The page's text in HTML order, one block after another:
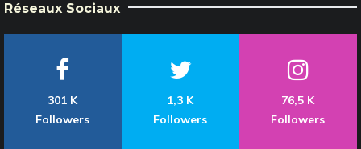
Réseaux Sociaux
301 K
Followers
1,3 K
Followers
76,5 K
Followers